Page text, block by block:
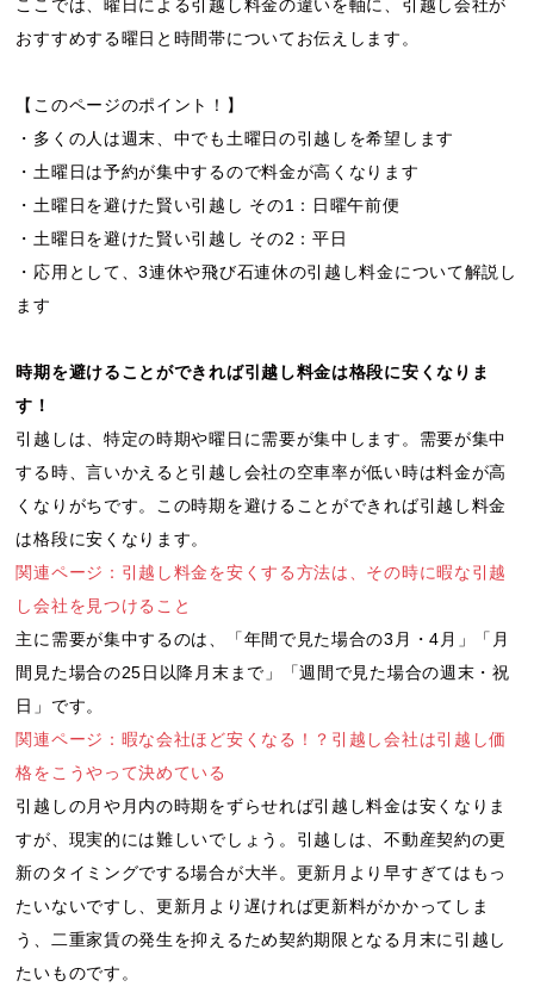
ここでは、曜日による引越し料金の違いを軸に、引越し会社が
おすすめする曜日と時間帯についてお伝えします。
【このページのポイント！】
・多くの人は週末、中でも土曜日の引越しを希望します
・土曜日は予約が集中するので料金が高くなります
・土曜日を避けた賢い引越し その1：日曜午前便
・土曜日を避けた賢い引越し その2：平日
・応用として、3連休や飛び石連休の引越し料金について解説し
ます
時期を避けることができれば引越し料金は格段に安くなりま
す！
引越しは、特定の時期や曜日に需要が集中します。需要が集中
する時、言いかえると引越し会社の空車率が低い時は料金が高
くなりがちです。この時期を避けることができれば引越し料金
は格段に安くなります。
関連ページ：引越し料金を安くする方法は、その時に暇な引越
し会社を見つけること
主に需要が集中するのは、「年間で見た場合の3月・4月」「月
間見た場合の25日以降月末まで」「週間で見た場合の週末・祝
日」です。
関連ページ：暇な会社ほど安くなる！？引越し会社は引越し価
格をこうやって決めている
引越しの月や月内の時期をずらせれば引越し料金は安くなりま
すが、現実的には難しいでしょう。引越しは、不動産契約の更
新のタイミングでする場合が大半。更新月より早すぎてはもっ
たいないですし、更新月より遅ければ更新料がかかってしま
う、二重家賃の発生を抑えるため契約期限となる月末に引越し
たいものです。